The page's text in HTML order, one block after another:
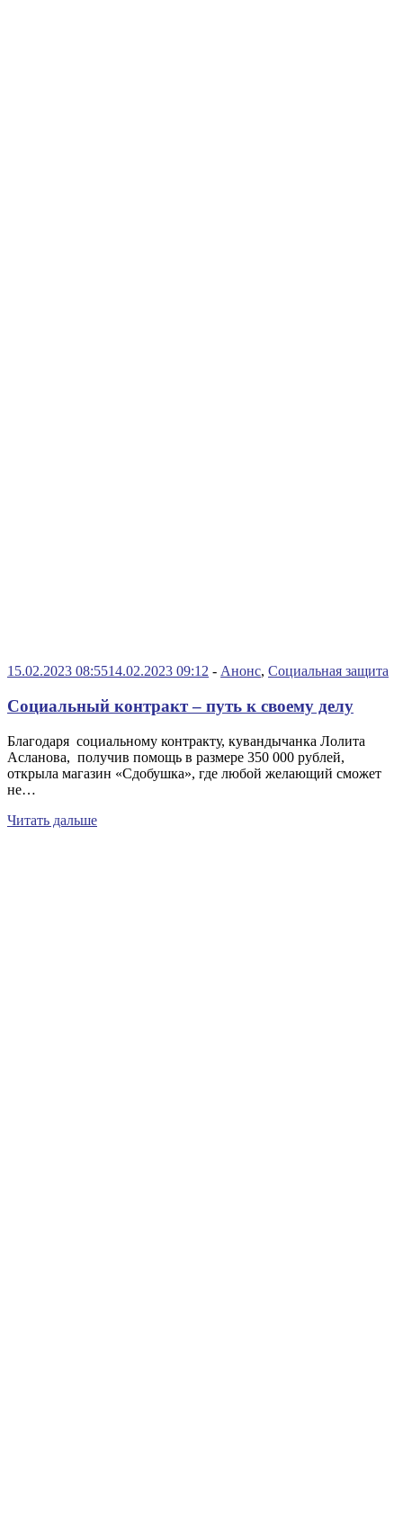
15.02.2023 08:5514.02.2023 09:12 - Анонс, Социальная защита
Социальный контракт – путь к своему делу
Благодаря социальному контракту, кувандычанка Лолита
Асланова, получив помощь в размере 350 000 рублей,
открыла магазин «Сдобушка», где любой желающий сможет
не…
Читать дальше